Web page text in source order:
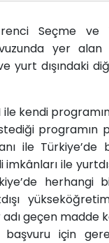
Seçme ve
yer
yurt dışındaki
kendi
programın
ile
ile
geçen madde
başvuru için